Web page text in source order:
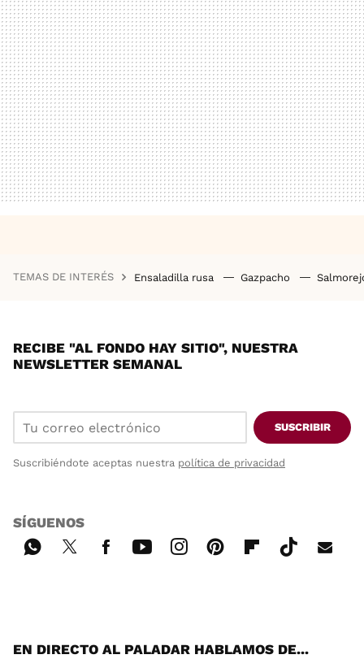
TEMAS DE INTERÉS Ensaladilla rusa Gazpacho
RECIBE "AL FONDO HAY SITIO", NUESTRA
NEWSLETTER SEMANAL
SUSCRIBIR
Suscribiéndote aceptas nuestra política de privacidad
SÍGUENOS
EN DIRECTO AL PALADAR HABLAMOS DE...